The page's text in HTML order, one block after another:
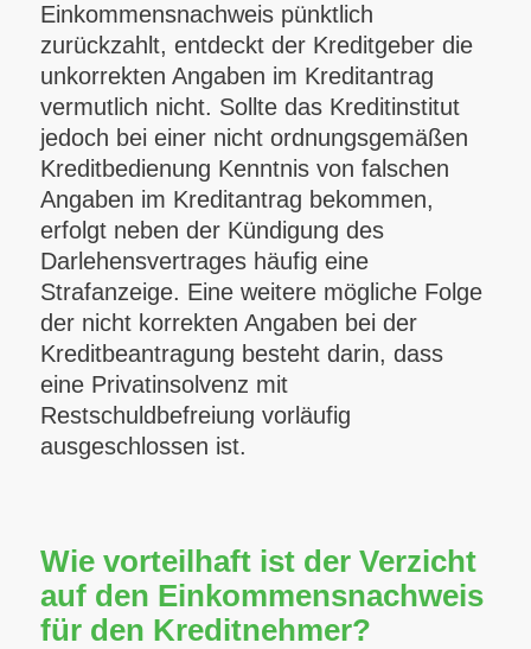
Einkommensnachweis pünktlich
zurückzahlt, entdeckt der Kreditgeber die
unkorrekten Angaben im Kreditantrag
vermutlich nicht. Sollte das Kreditinstitut
jedoch bei einer nicht ordnungsgemäßen
Kreditbedienung Kenntnis von falschen
Angaben im Kreditantrag bekommen,
erfolgt neben der Kündigung des
Darlehensvertrages häufig eine
Strafanzeige. Eine weitere mögliche Folge
der nicht korrekten Angaben bei der
Kreditbeantragung besteht darin, dass
eine Privatinsolvenz mit
Restschuldbefreiung vorläufig
ausgeschlossen ist.
Wie vorteilhaft ist der Verzicht
auf den Einkommensnachweis
für den Kreditnehmer?